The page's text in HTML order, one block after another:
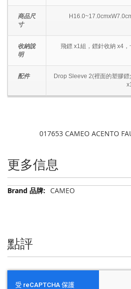
商品尺
寸
收納說
明
飛鏢 x1組，鏢針收納 x4
配件
Drop Sleeve 2(裡面的塑膠
017653 CAMEO ACENTO
更多信息
更
CAMEO
點評